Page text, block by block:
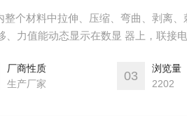
个材料中拉伸、压缩、弯曲、剥离、
力值能动态显示在数显 器上，联接
显 美观大方。
厂商性质
生产厂家
03
浏览量
2202